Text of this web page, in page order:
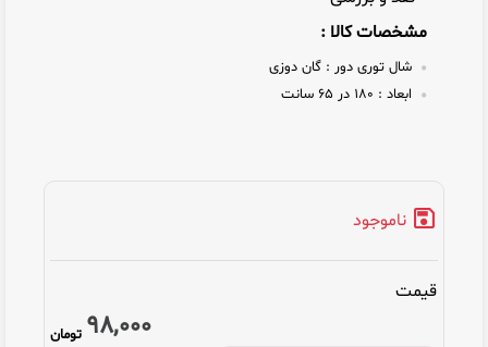
مشخصات کالا :
شال توری دور : گان دوزی
ابعاد :
ناموجود
قیمت
98,000 تومان